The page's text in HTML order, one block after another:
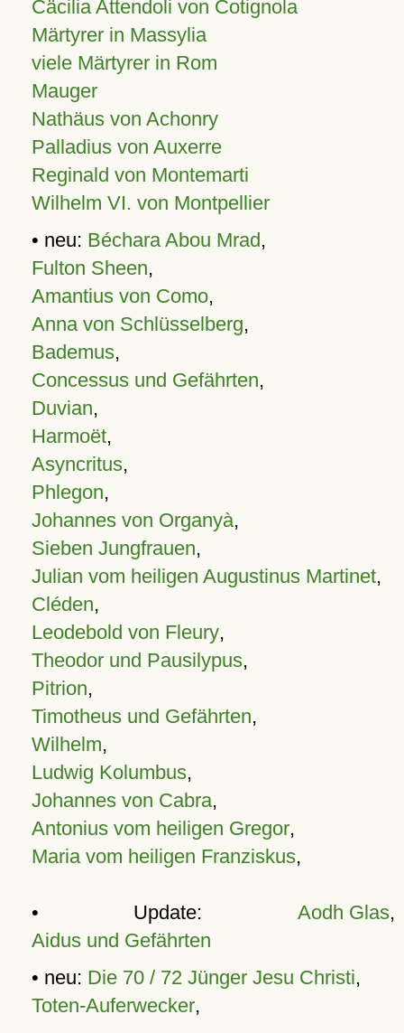
Cäcilia Attendoli von Cotignola
Märtyrer in Massylia
viele Märtyrer in Rom
Mauger
Nathäus von Achonry
Palladius von Auxerre
Reginald von Montemarti
Wilhelm VI. von Montpellier
• neu: Béchara Abou Mrad,
Fulton Sheen,
Amantius von Como,
Anna von Schlüsselberg,
Bademus,
Concessus und Gefährten,
Duvian,
Harmoët,
Asyncritus,
Phlegon,
Johannes von Organyà,
Sieben Jungfrauen,
Julian vom heiligen Augustinus Martinet,
Cléden,
Leodebold von Fleury,
Theodor und Pausilypus,
Pitrion,
Timotheus und Gefährten,
Wilhelm,
Ludwig Kolumbus,
Johannes von Cabra,
Antonius vom heiligen Gregor,
Maria vom heiligen Franziskus,
• Update: Aodh Glas,
Aidus und Gefährten
• neu: Die 70 / 72 Jünger Jesu Christi,
Toten-Auferwecker,